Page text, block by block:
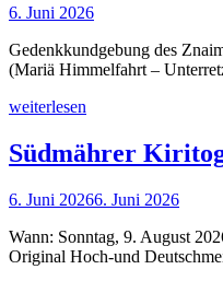
6. Juni 2026
Gedenkkundgebung des
(Mariä Himmelfahrt –
weiterlesen
Südmährer
6. Juni 20266. Juni 2026
Wann: Sonntag, 9. August
Original Hoch-und